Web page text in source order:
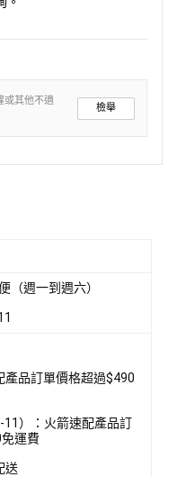
或其他不適
檢舉
（週一到週六）
產品訂單價格超過$490
11）：火箭速配產品訂
運費
送